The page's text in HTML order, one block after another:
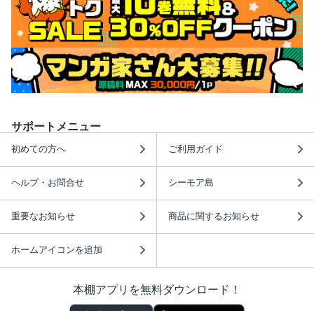
サポートメニュー
初めての方へ ご利用ガイド
ヘルプ・お問合せ シーモア島
重要なお知らせ 商品に関するお知らせ
ホームアイコンを追加
本棚アプリを無料ダウンロード！